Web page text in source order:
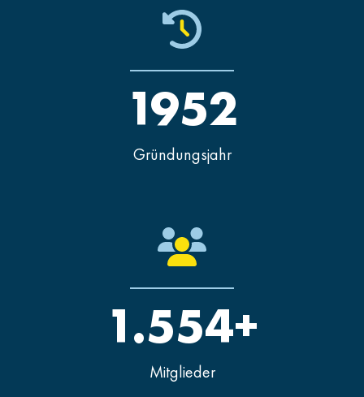
Gründungsjahr
1952
Mitglieder
1.554+